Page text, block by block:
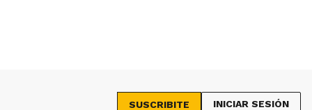
SUSCRIBITE INICIAR SESIÓN